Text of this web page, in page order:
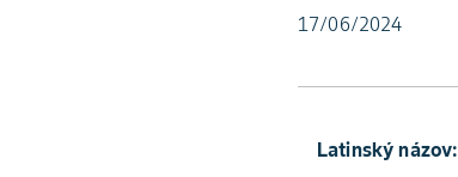
17/06/2024
Latinský názov: